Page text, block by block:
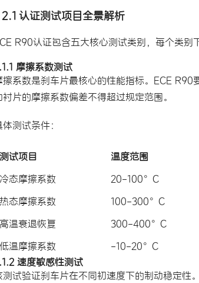
2.1 认证测试项目全景解析
R90认证包含五大核心测试类别，每个类别
摩擦系数测试
擦系数是刹车片最核心的性能指标。ECE
衬片的摩擦系数偏差不得超过规定范围。
体测试条件：
测试项目 温度范围
冷态摩擦系数
20-100°C
热态摩擦系数
100-300°C
高温衰退恢复
300-400°C
低温摩擦系数
-10-20°C
速度敏感性测试
测试验证刹车片在不同初速度下的制动稳定